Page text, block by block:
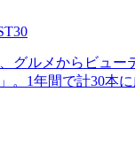
グルメからビュ
。1年間で計30本